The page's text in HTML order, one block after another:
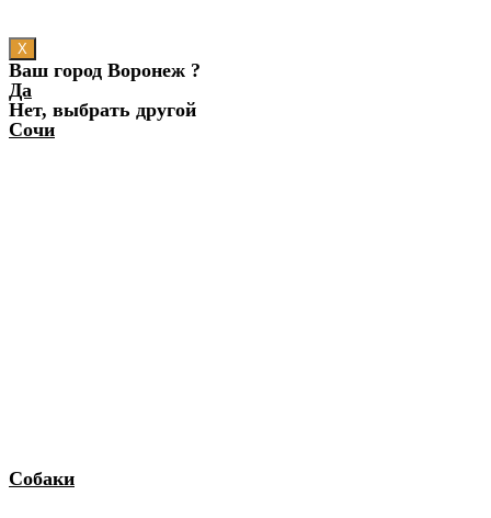
X
Ваш город Воронеж ?
Да
Нет, выбрать другой
Сочи
Собаки